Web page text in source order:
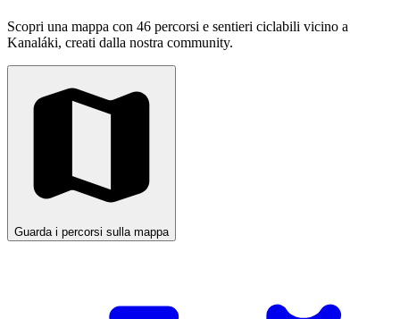
Scopri una mappa con 46 percorsi e sentieri ciclabili vicino a
Kanaláki, creati dalla nostra community.
Guarda i percorsi sulla mappa